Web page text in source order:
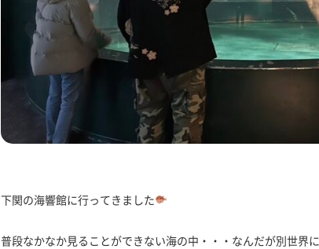
下関の海響館に行ってきました
普段なかなか見ることができない海の中・・・なんだが別世界